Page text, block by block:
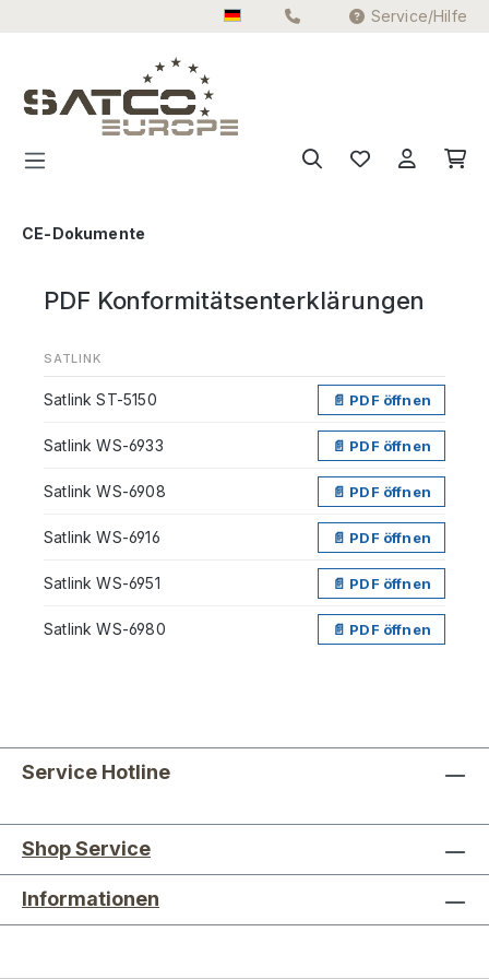
Zum Hauptinhalt springen Service/Hilfe
CE-Dokumente
PDF Konformitätsenterklärungen
SATLINK
Satlink ST-5150 📄 PDF öffnen
Satlink WS-6933 📄 PDF öffnen
Satlink WS-6908 📄 PDF öffnen
Satlink WS-6916 📄 PDF öffnen
Satlink WS-6951 📄 PDF öffnen
Satlink WS-6980 📄 PDF öffnen
Service Hotline
Shop Service
Informationen